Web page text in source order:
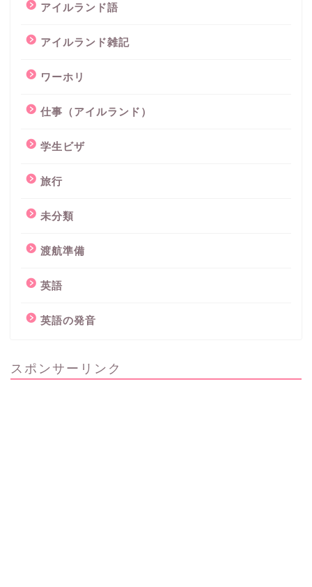
アイルランド語
アイルランド雑記
ワーホリ
仕事（アイルランド）
学生ビザ
旅行
未分類
渡航準備
英語
英語の発音
スポンサーリンク